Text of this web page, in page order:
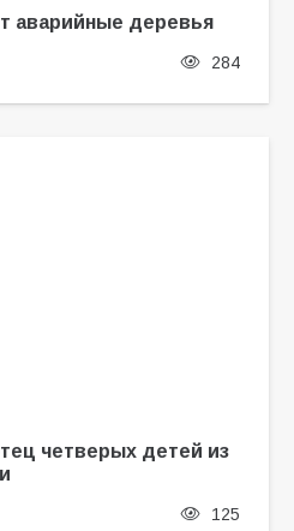
аварийные деревья
284
четверых детей из
125